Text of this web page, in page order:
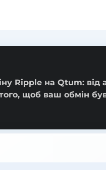
Ripple на Qtum: від
того, щоб ваш обмін